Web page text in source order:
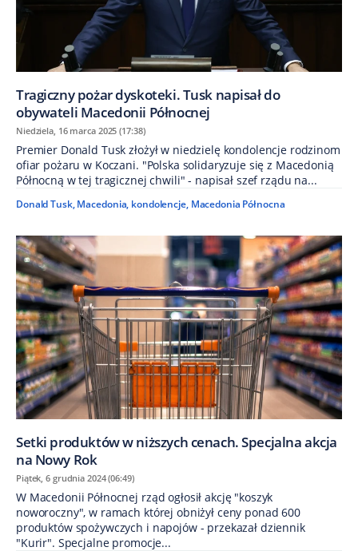
Tragiczny pożar dyskoteki. Tusk napisał do
obywateli Macedonii Północnej
Niedziela, 16 marca 2025 (17:38)
Premier Donald Tusk złożył w niedzielę kondolencje rodzinom
ofiar pożaru w Koczani. "Polska solidaryzuje się z Macedonią
Północną w tej tragicznej chwili" - napisał szef rządu na...
Donald Tusk, Macedonia, kondolencje, Macedonia Północna
Setki produktów w niższych cenach. Specjalna akcja
na Nowy Rok
Piątek, 6 grudnia 2024 (06:49)
W Macedonii Północnej rząd ogłosił akcję "koszyk
noworoczny", w ramach której obniżył ceny ponad 600
produktów spożywczych i napojów - przekazał dziennik
"Kurir". Specjalne promocje...